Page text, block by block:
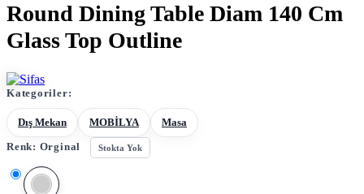
Round Dining Table Diam 140 Cm
Glass Top Outline
Kategoriler:
Dış Mekan MOBİLYA
Masa
Renk: Orginal Stokta Yok